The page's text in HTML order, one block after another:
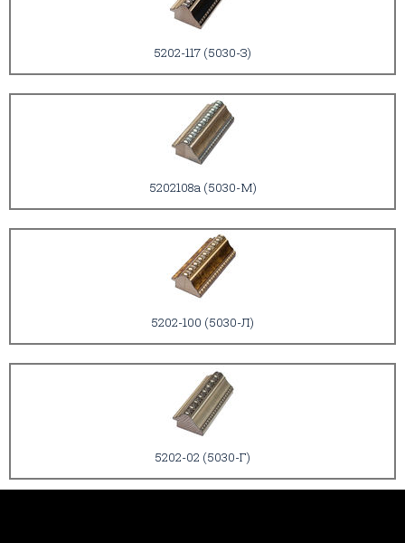
5202-117 (5030-З)
5202108a (5030-М)
5202-100 (5030-Л)
5202-02 (5030-Г)